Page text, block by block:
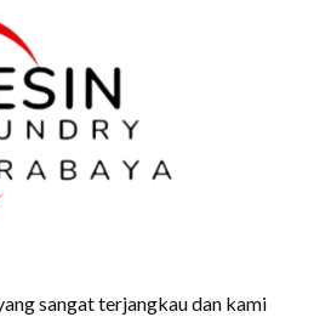
sangat terjangkau dan kami